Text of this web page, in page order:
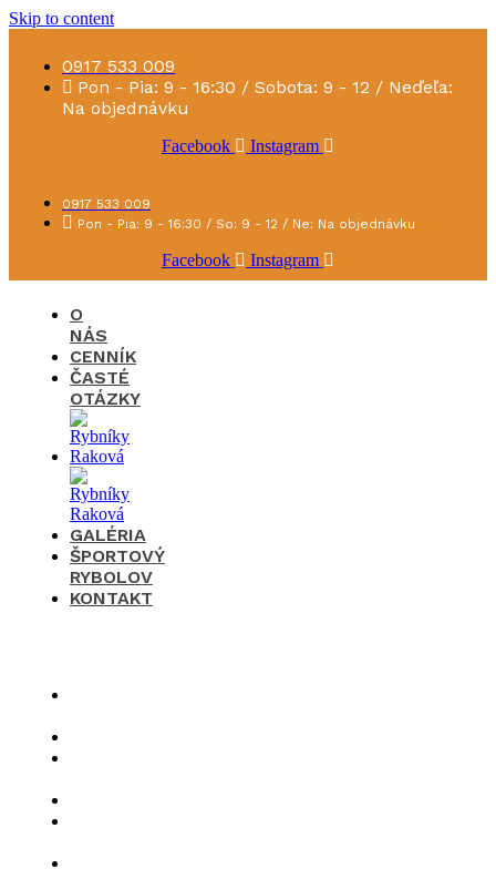
Skip to content
0917 533 009
Pon - Pia: 9 - 16:30 / Sobota: 9 - 12 / Neďeľa:
Na objednávku
Facebook Instagram
0917 533 009
Pon - Pia: 9 - 16:30 / So: 9 - 12 / Ne: Na objednávku
Facebook Instagram
O
NÁS
CENNÍK
ČASTÉ
OTÁZKY
GALÉRIA
ŠPORTOVÝ
RYBOLOV
KONTAKT